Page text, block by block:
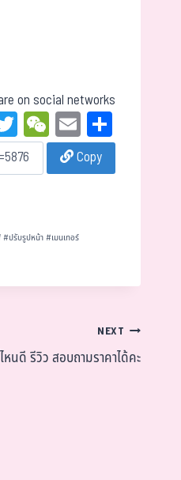
on social networks
T
wi
tt
W
eC
ha
E
m
ail
Copy
#ปรับรูปหน้า#เมนเทอร์
NEXT
นดี รีวิว สอบถามราคาได้คะ